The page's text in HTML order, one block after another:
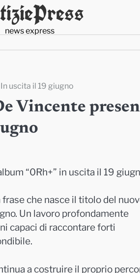
news express
uscita il 19 giugno
Vincente
“0Rh+” in uscita il 19
che nasce il titolo del
Un lavoro profondamente
capaci di raccontare forti
a costruire il proprio